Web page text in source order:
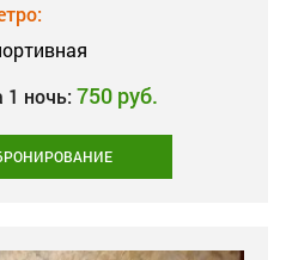
1 ночь: 750 руб.